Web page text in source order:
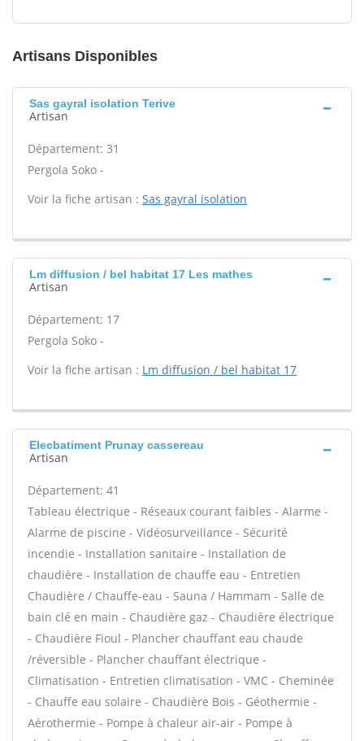
Artisans Disponibles
Sas gayral isolation Terive
Artisan
Département: 31
Pergola Soko -
Voir la fiche artisan : Sas gayral isolation
Lm diffusion / bel habitat 17 Les mathes
Artisan
Département: 17
Pergola Soko -
Voir la fiche artisan : Lm diffusion / bel habitat 17
Elecbatiment Prunay cassereau
Artisan
Département: 41
Tableau électrique - Réseaux courant faibles - Alarme -
Alarme de piscine - Vidéosurveillance - Sécurité
incendie - Installation sanitaire - Installation de
chaudière - Installation de chauffe eau - Entretien
Chaudière / Chauffe-eau - Sauna / Hammam - Salle de
bain clé en main - Chaudière gaz - Chaudière électrique
- Chaudière Fioul - Plancher chauffant eau chaude
/réversible - Plancher chauffant électrique -
Climatisation - Entretien climatisation - VMC - Cheminée
- Chauffe eau solaire - Chaudière Bois - Géothermie -
Aérothermie - Pompe à chaleur air-air - Pompe à